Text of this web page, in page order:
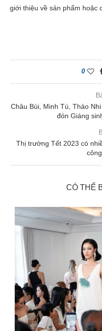
giới thiệu về sản phẩm hoặc
0
Châu Bùi, Minh Tú, Thảo
đón Giáng
Thị trường Tết 2023 có
CÓ THỂ